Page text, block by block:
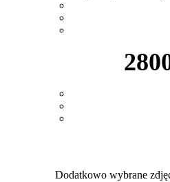
Dodatkowo wybrane